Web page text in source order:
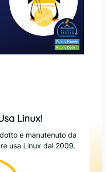
Linux!
e manutenuto da
usa Linux dal 2009.